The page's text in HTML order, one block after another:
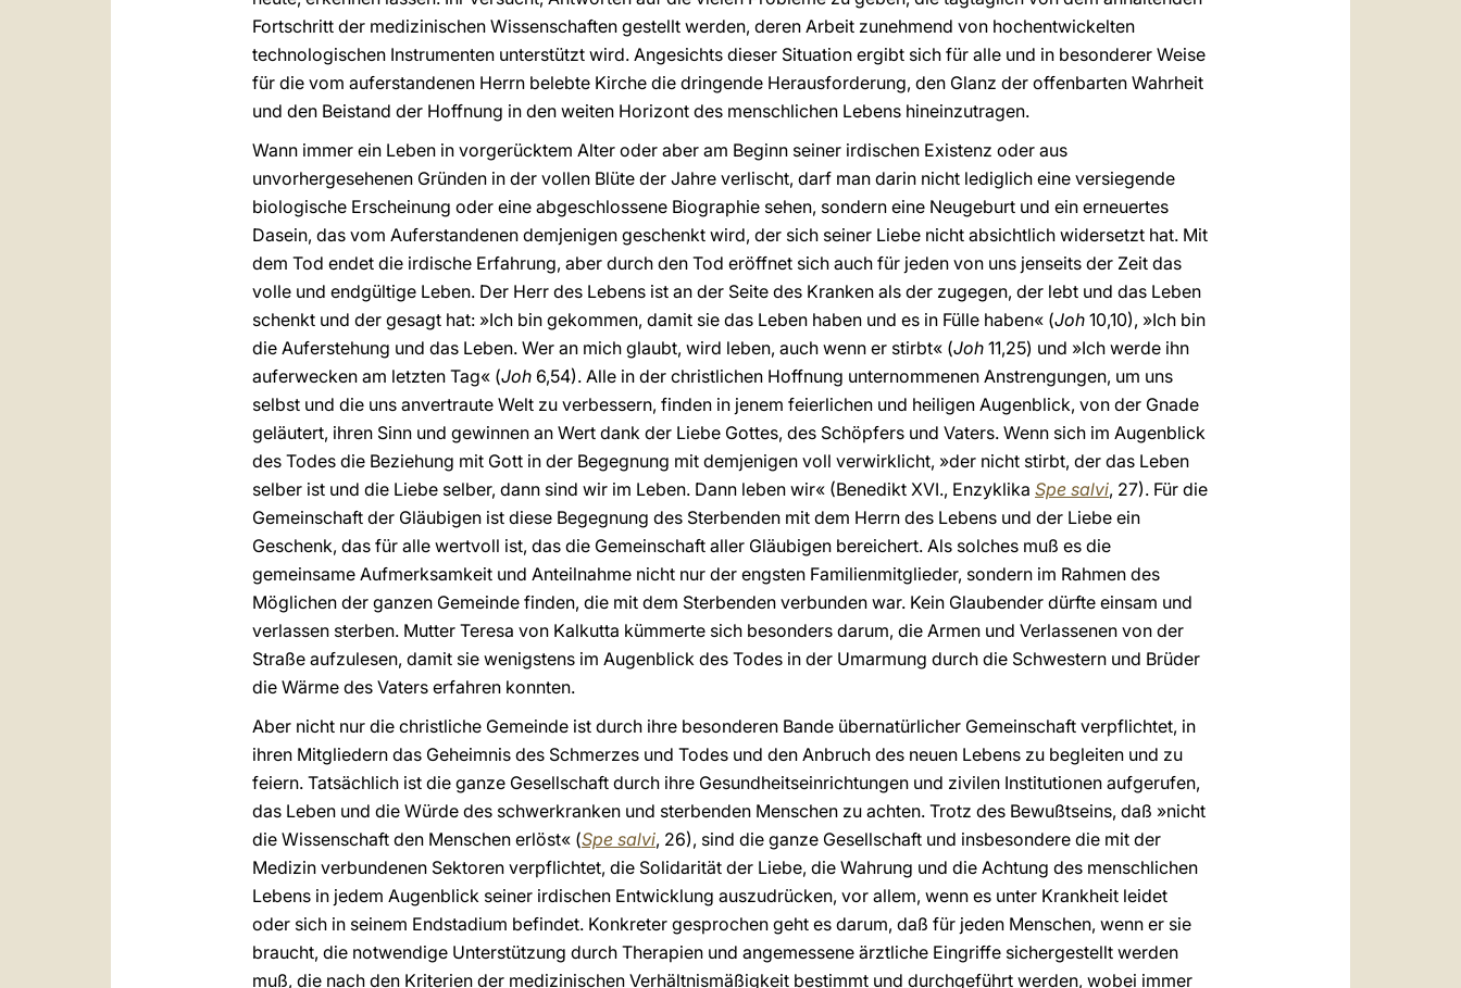
Fortschritt der medizinischen Wissenschaften gestellt werden, deren Arbeit zunehmend von hochentwickelten
technologischen Instrumenten unterstützt wird. Angesichts dieser Situation ergibt sich für alle und in besonderer Weise
für die vom auferstandenen Herrn belebte Kirche die dringende Herausforderung, den Glanz der offenbarten Wahrheit
und den Beistand der Hoffnung in den weiten Horizont des menschlichen Lebens hineinzutragen.
Wann immer ein Leben in vorgerücktem Alter oder aber am Beginn seiner irdischen Existenz oder aus
unvorhergesehenen Gründen in der vollen Blüte der Jahre verlischt, darf man darin nicht lediglich eine versiegende
biologische Erscheinung oder eine abgeschlossene Biographie sehen, sondern eine Neugeburt und ein erneuertes
Dasein, das vom Auferstandenen demjenigen geschenkt wird, der sich seiner Liebe nicht absichtlich widersetzt hat. Mit
dem Tod endet die irdische Erfahrung, aber durch den Tod eröffnet sich auch für jeden von uns jenseits der Zeit das
volle und endgültige Leben. Der Herr des Lebens ist an der Seite des Kranken als der zugegen, der lebt und das Leben
schenkt und der gesagt hat: »Ich bin gekommen, damit sie das Leben haben und es in Fülle haben« (Joh 10,10), »Ich bin
die Auferstehung und das Leben. Wer an mich glaubt, wird leben, auch wenn er stirbt« (Joh 11,25) und »Ich werde ihn
auferwecken am letzten Tag« (Joh 6,54). Alle in der christlichen Hoffnung unternommenen Anstrengungen, um uns
selbst und die uns anvertraute Welt zu verbessern, finden in jenem feierlichen und heiligen Augenblick, von der Gnade
geläutert, ihren Sinn und gewinnen an Wert dank der Liebe Gottes, des Schöpfers und Vaters. Wenn sich im Augenblick
des Todes die Beziehung mit Gott in der Begegnung mit demjenigen voll verwirklicht, »der nicht stirbt, der das Leben
selber ist und die Liebe selber, dann sind wir im Leben. Dann leben wir« (Benedikt XVI., Enzyklika Spe salvi, 27). Für die
Gemeinschaft der Gläubigen ist diese Begegnung des Sterbenden mit dem Herrn des Lebens und der Liebe ein
Geschenk, das für alle wertvoll ist, das die Gemeinschaft aller Gläubigen bereichert. Als solches muß es die
gemeinsame Aufmerksamkeit und Anteilnahme nicht nur der engsten Familienmitglieder, sondern im Rahmen des
Möglichen der ganzen Gemeinde finden, die mit dem Sterbenden verbunden war. Kein Glaubender dürfte einsam und
verlassen sterben. Mutter Teresa von Kalkutta kümmerte sich besonders darum, die Armen und Verlassenen von der
Straße aufzulesen, damit sie wenigstens im Augenblick des Todes in der Umarmung durch die Schwestern und Brüder
die Wärme des Vaters erfahren konnten.
Aber nicht nur die christliche Gemeinde ist durch ihre besonderen Bande übernatürlicher Gemeinschaft verpflichtet, in
ihren Mitgliedern das Geheimnis des Schmerzes und Todes und den Anbruch des neuen Lebens zu begleiten und zu
feiern. Tatsächlich ist die ganze Gesellschaft durch ihre Gesundheitseinrichtungen und zivilen Institutionen aufgerufen,
das Leben und die Würde des schwerkranken und sterbenden Menschen zu achten. Trotz des Bewußtseins, daß »nicht
die Wissenschaft den Menschen erlöst« (Spe salvi, 26), sind die ganze Gesellschaft und insbesondere die mit der
Medizin verbundenen Sektoren verpflichtet, die Solidarität der Liebe, die Wahrung und die Achtung des menschlichen
Lebens in jedem Augenblick seiner irdischen Entwicklung auszudrücken, vor allem, wenn es unter Krankheit leidet
oder sich in seinem Endstadium befindet. Konkreter gesprochen geht es darum, daß für jeden Menschen, wenn er sie
braucht, die notwendige Unterstützung durch Therapien und angemessene ärztliche Eingriffe sichergestellt werden
muß, die nach den Kriterien der medizinischen Verhältnismäßigkeit bestimmt und durchgeführt werden, wobei immer